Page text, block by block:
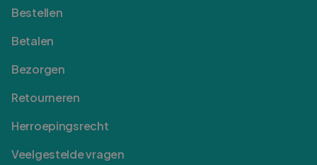
Bestellen
Betalen
Bezorgen
Retourneren
Herroepingsrecht
Veelgestelde vragen